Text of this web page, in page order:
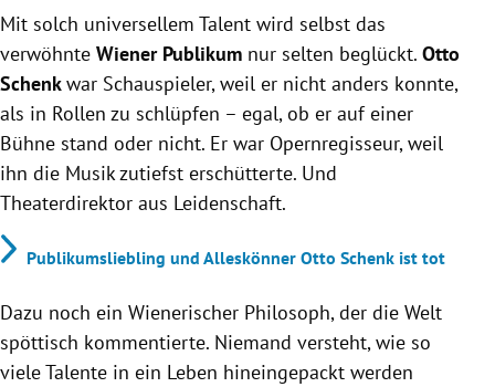
Mit solch universellem Talent wird selbst das
verwöhnte Wiener Publikum nur selten beglückt. Otto
Schenkwar Schauspieler, weil er nicht anders konnte,
als in Rollen zu schlüpfen – egal, ob er auf einer
Bühne stand oder nicht. Er war Opernregisseur, weil
ihn die Musik zutiefst erschütterte. Und
Theaterdirektor aus Leidenschaft.
Publikumsliebling und Alleskönner Otto Schenk ist tot
Dazu noch ein Wienerischer Philosoph, der die Welt
spöttisch kommentierte. Niemand versteht, wie so
viele Talente in ein Leben hineingepackt werden